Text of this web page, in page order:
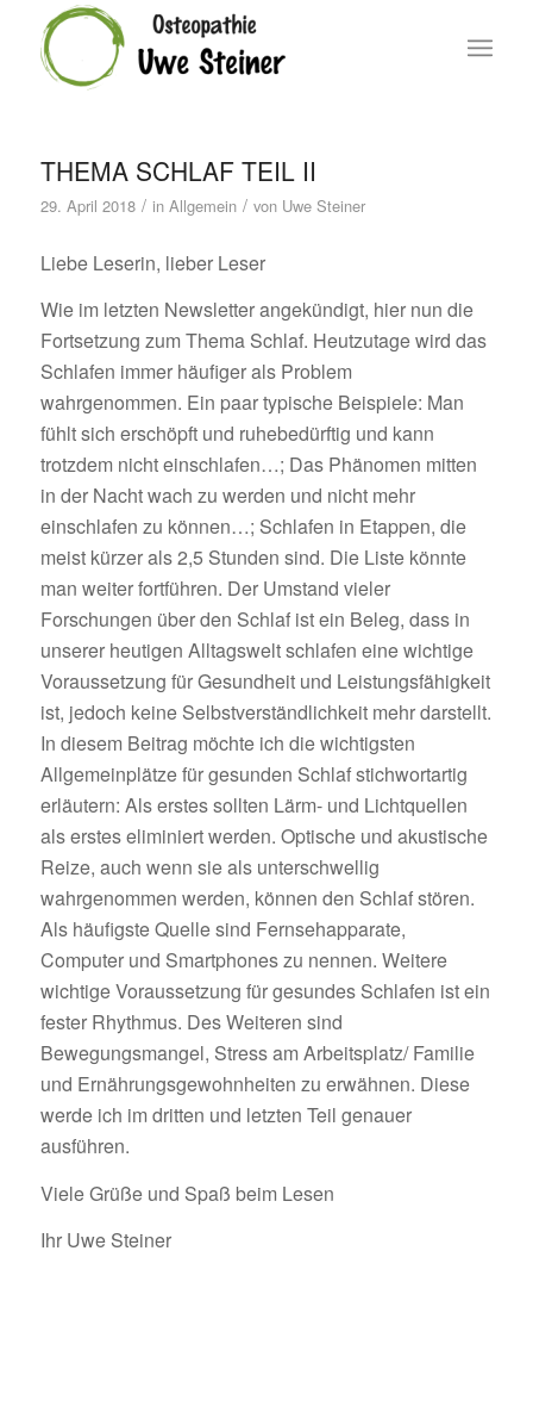
THEMA SCHLAF TEIL II
29. April 2018 / in Allgemein / von Uwe Steiner
Liebe Leserin, lieber Leser
Wie im letzten Newsletter angekündigt, hier nun die
Fortsetzung zum Thema Schlaf. Heutzutage wird das
Schlafen immer häufiger als Problem
wahrgenommen. Ein paar typische Beispiele: Man
fühlt sich erschöpft und ruhebedürftig und kann
trotzdem nicht einschlafen…; Das Phänomen mitten
in der Nacht wach zu werden und nicht mehr
einschlafen zu können…; Schlafen in Etappen, die
meist kürzer als 2,5 Stunden sind. Die Liste könnte
man weiter fortführen. Der Umstand vieler
Forschungen über den Schlaf ist ein Beleg, dass in
unserer heutigen Alltagswelt schlafen eine wichtige
Voraussetzung für Gesundheit und Leistungsfähigkeit
ist, jedoch keine Selbstverständlichkeit mehr darstellt.
In diesem Beitrag möchte ich die wichtigsten
Allgemeinplätze für gesunden Schlaf stichwortartig
erläutern: Als erstes sollten Lärm- und Lichtquellen
als erstes eliminiert werden. Optische und akustische
Reize, auch wenn sie als unterschwellig
wahrgenommen werden, können den Schlaf stören.
Als häufigste Quelle sind Fernsehapparate,
Computer und Smartphones zu nennen. Weitere
wichtige Voraussetzung für gesundes Schlafen ist ein
fester Rhythmus. Des Weiteren sind
Bewegungsmangel, Stress am Arbeitsplatz/ Familie
und Ernährungsgewohnheiten zu erwähnen. Diese
werde ich im dritten und letzten Teil genauer
ausführen.
Viele Grüße und Spaß beim Lesen
Ihr Uwe Steiner